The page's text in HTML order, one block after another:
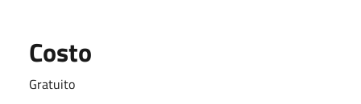
Costo
Gratuito